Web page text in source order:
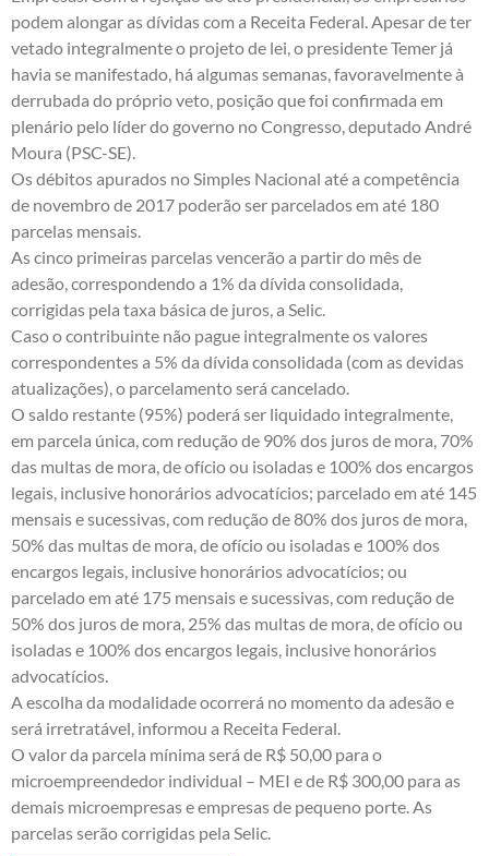
podem alongar as dívidas com a Receita Federal. Apesar deter
vetado integralmente o projeto de lei, o presidente Temer já
havia se manifestado, há algumas semanas, favoravelmente à
derrubada do próprio veto, posição que foi confirmada em
plenário pelo líder do governo no Congresso, deputado André
Moura (PSC-SE).
Os débitos apurados no Simples Nacional até a competência
de novembrode 2017 poderão ser parcelados em até 180
parcelas mensais.
As cinco primeiras parcelas vencerão a partir do mês de
adesão, correspondendo a 1% da dívida consolidada,
corrigidas pela taxa básica de juros, a Selic.
Caso o contribuinte não pague integralmente os valores
correspondentes a 5% da dívida consolidada (com as devidas
atualizações), o parcelamento será cancelado.
O saldo restante (95%) poderá ser liquidado integralmente,
em parcela única, com redução de 90% dos juros de mora, 70%
das multas de mora, de ofício ou isoladas e 100% dos encargos
legais, inclusive honorários advocatícios; parcelado em até 145
mensais e sucessivas, com redução de 80% dos juros de mora,
50% das multas de mora, de ofício ou isoladas e 100% dos
encargos legais, inclusive honorários advocatícios; ou
parcelado em até 175 mensais e sucessivas, com redução de
50% dos juros de mora, 25% das multas de mora, de ofício ou
isoladas e 100% dos encargos legais, inclusive honorários
advocatícios.
A escolha da modalidade ocorrerá no momento da adesão e
será irretratável, informou a Receita Federal.
O valor da parcela mínima será de R$ 50,00 para o
microempreendedor individual – MEI e de R$ 300,00 para as
demais microempresas e empresas de pequeno porte. As
parcelas serão corrigidas pela Selic.